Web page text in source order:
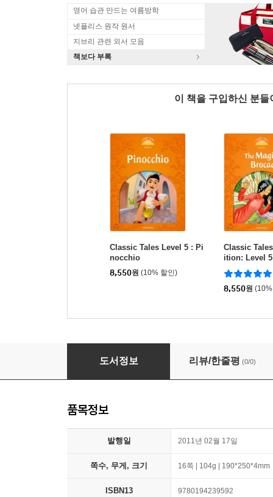
영어 습관 만드는 여름방학
넷플리스 원작 원서
지브리 관련 외서 모음
책보다 부록
이 책을 구입하신 분
Classic Tales Level 5 : Pi
nocchio
8,550원 (10% 할인)
Classic
ition: Level
Brocade
8,550원
Classic Tales Second Edition: Level 5:
도서정보 리뷰/한줄평 (0/0)
품목정보
발행일 2011년 02월 17일
쪽수, 무게, 크기 16쪽 | 104g | 190*250*4mm
ISBN13 9780194239592